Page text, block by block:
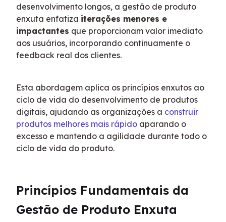
desenvolvimento longos, a gestão de produto
enxuta enfatiza iterações menores e
impactantes que proporcionam valor imediato
aos usuários, incorporando continuamente o
feedback real dos clientes.
Esta abordagem aplica os princípios enxutos ao
ciclo de vida do desenvolvimento de produtos
digitais, ajudando as organizações a construir
produtos melhores mais rápido aparando o
excesso e mantendo a agilidade durante todo o
ciclo de vida do produto.
Princípios Fundamentais da
Gestão de Produto Enxuta